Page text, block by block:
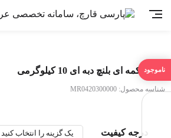
قارچ دکمه ای بلنچ دبه ای 10 کیلوگرمی
شناسه محصول: MR0420300000
درجه کیفیت